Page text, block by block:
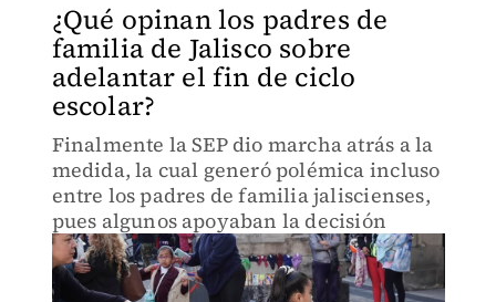
¿Qué opinan los padres de
familia de Jalisco sobre
adelantar el fin de ciclo
escolar?
Finalmente la SEP dio marcha atrás a la
medida, la cual generó polémica incluso
entre los padres de familia jaliscienses,
pues algunos apoyaban la decisión